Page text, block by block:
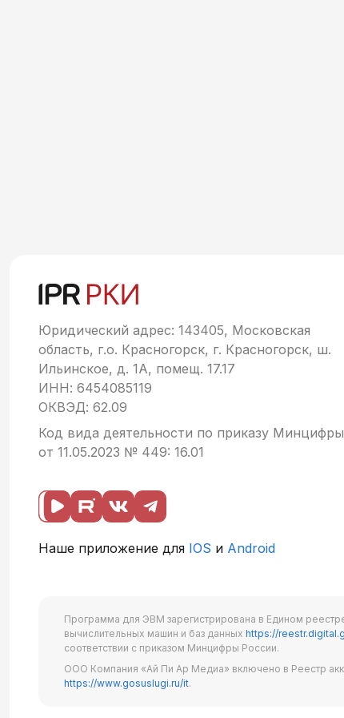
Юридический адрес: 143405, Московская
область, г.о. Красногорск, г. Красногорск, ш.
Ильинское, д. 1А, помещ. 17.17
ИНН: 6454085119
ОКВЭД: 62.09
Код вида деятельности по приказу Минцифры
от 11.05.2023 № 449: 16.01
Наше приложение для IOS и Android
Программа для ЭВМ зарегистрирована в Едином
вычислительных машин и баз данных https://
соответствии с приказом Минцифры России.
ООО Компания «Ай Пи Ар Медиа» включено в Реестр
https://www.gosuslugi.ru/it.